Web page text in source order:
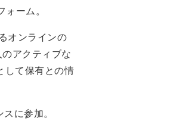
ーム。
オンラインの
アクティブな
して保有との情
に参加。